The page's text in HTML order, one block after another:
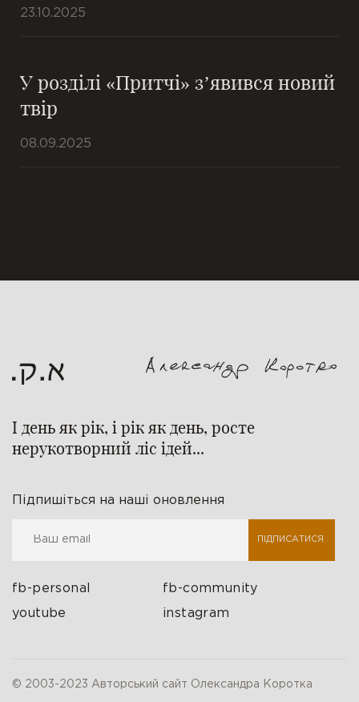
23.10.2025
У розділі «Притчі» з’явився новий
твір
08.09.2025
І день як рік, і рік як день, росте
нерукотворний ліс ідей...
Підпишіться на наші оновлення
ПІДПИСАТИСЯ
fb-personal fb-community
youtube instagram
© 2003-2023 Авторський сайт Олександра Коротка